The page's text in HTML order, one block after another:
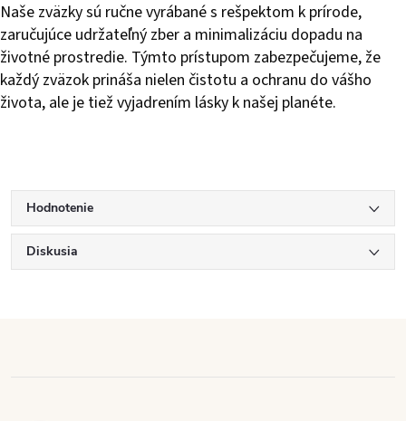
Naše zväzky sú ručne vyrábané s rešpektom k prírode,
zaručujúce udržateľný zber a minimalizáciu dopadu na
životné prostredie. Týmto prístupom zabezpečujeme, že
každý zväzok prináša nielen čistotu a ochranu do vášho
života, ale je tiež vyjadrením lásky k našej planéte.
Hodnotenie
Diskusia